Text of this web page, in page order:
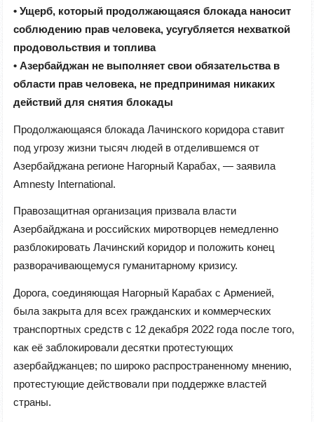
• Ущерб, который продолжающаяся блокада наносит
соблюдению прав человека, усугубляется нехваткой
продовольствия и топлива
• Азербайджан не выполняет свои обязательства в
области прав человека, не предпринимая никаких
действий для снятия блокады
Продолжающаяся блокада Лачинского коридора ставит
под угрозу жизни тысяч людей в отделившемся от
Азербайджана регионе Нагорный Карабах, — заявила
Amnesty International.
Правозащитная организация призвала власти
Азербайджана и российских миротворцев немедленно
разблокировать Лачинский коридор и положить конец
разворачивающемуся гуманитарному кризису.
Дорога, соединяющая Нагорный Карабах с Арменией,
была закрыта для всех гражданских и коммерческих
транспортных средств с 12 декабря 2022 года после того,
как её заблокировали десятки протестующих
азербайджанцев; по широко распространенному мнению,
протестующие действовали при поддержке властей
страны.